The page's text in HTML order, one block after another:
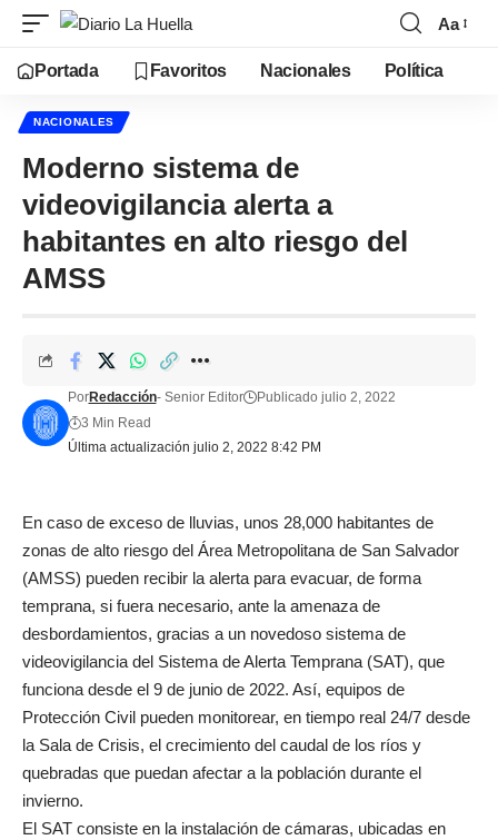
Aa
Portada Favoritos Nacionales Política
NACIONALES
Moderno sistema de
videovigilancia alerta a
habitantes en alto riesgo del
AMSS
Última actualización julio 2, 2022 8:42 PM
PorRedacción- Senior Editor
Publicado julio 2, 2022
3 Min Read
En caso de exceso de lluvias, unos 28,000 habitantes de
zonas de alto riesgo del Área Metropolitana de San Salvador
(AMSS) pueden recibir la alerta para evacuar, de forma
temprana, si fuera necesario, ante la amenaza de
desbordamientos, gracias a un novedoso sistema de
videovigilancia del Sistema de Alerta Temprana (SAT), que
funciona desde el 9 de junio de 2022. Así, equipos de
Protección Civil pueden monitorear, en tiempo real 24/7 desde
la Sala de Crisis, el crecimiento del caudal de los ríos y
quebradas que puedan afectar a la población durante el
invierno.
El SAT consiste en la instalación de cámaras, ubicadas en